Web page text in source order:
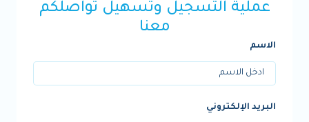
عملية التسجيل وتسهيل تواصلكم
معنا
الاسم
البريد الإلكتروني